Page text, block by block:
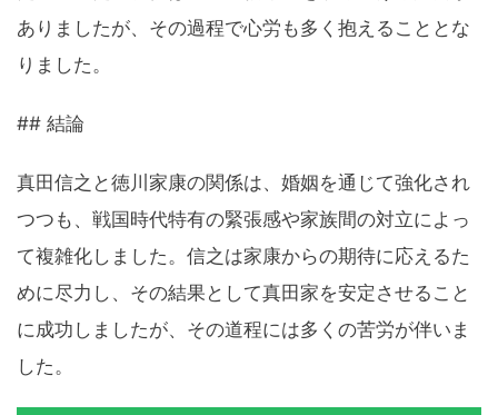
ありましたが、その過程で心労も多く抱えることとな
りました。
## 結論
真田信之と徳川家康の関係は、婚姻を通じて強化され
つつも、戦国時代特有の緊張感や家族間の対立によっ
て複雑化しました。信之は家康からの期待に応えるた
めに尽力し、その結果として真田家を安定させること
に成功しましたが、その道程には多くの苦労が伴いま
した。